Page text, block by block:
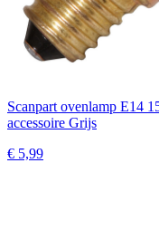
Scanpart ovenlamp E14
accessoire Grijs
€ 5,99